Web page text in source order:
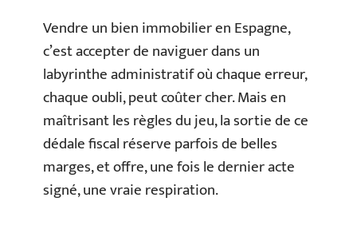
Vendre un bien immobilier en Espagne,
c’est accepter de naviguer dans un
labyrinthe administratif où chaque erreur,
chaque oubli, peut coûter cher. Mais en
maîtrisant les règles du jeu, la sortie de ce
dédale fiscal réserve parfois de belles
marges, et offre, une fois le dernier acte
signé, une vraie respiration.